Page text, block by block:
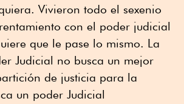
Vivieron todo el sexenio
con el poder judicial
que le pase lo mismo. La
Judicial no busca un mejor
de justicia para la
un poder Judicial